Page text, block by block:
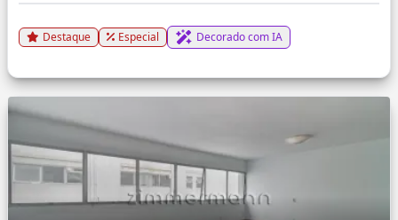
Destaque Especial Decorado com IA